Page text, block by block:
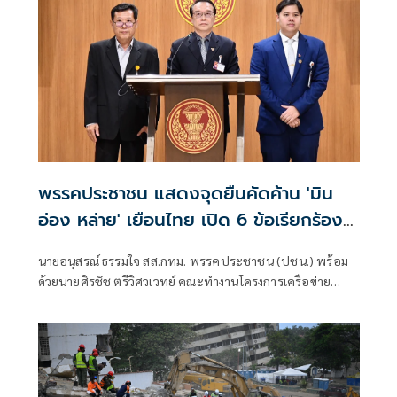
พรรคประชาชน แสดงจุดยืนคัดค้าน 'มิน
อ่อง หล่าย' เยือนไทย เปิด 6 ข้อเรียกร้อง
นายอนุสรณ์ ธรรมใจ สส.กทม. พรรคประชาชน (ปชน.) พร้อม
ด้วยนายศิรชัช ตรีวิศวเวทย์ คณะทำงานโครงการเครือข่าย
พัฒนาอย่างยั่งยืน แถลงคัดค้านการเยือนไทยอย่างเป็นทางการ
ของพลเอกอาวุโส มิน ออง ไลง์